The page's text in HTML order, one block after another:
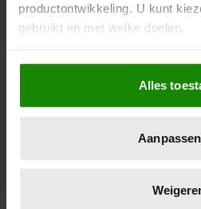
productontwikkeling. U kunt
gebruikt en met welke doelen.
Als u het toestaat, willen we ook
Informatie verzamelen
locatie, die tot een paar
scannen op specifieke
verwerkt en stel uw voorkeuren
Alles
Aanpassen